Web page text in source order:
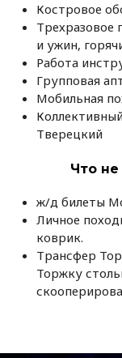
Костровое
Трехразовое
и ужин,
Работа
Групповая
Мобильная
Тверецкий
Что
ж/д билеты
Личное
коврик.
Трансфер
Торжку